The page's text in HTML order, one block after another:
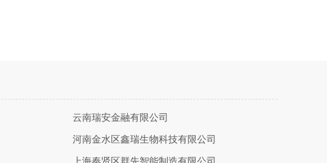
云南瑞安金融有限公司
河南金水区鑫瑞生物科技有限公司